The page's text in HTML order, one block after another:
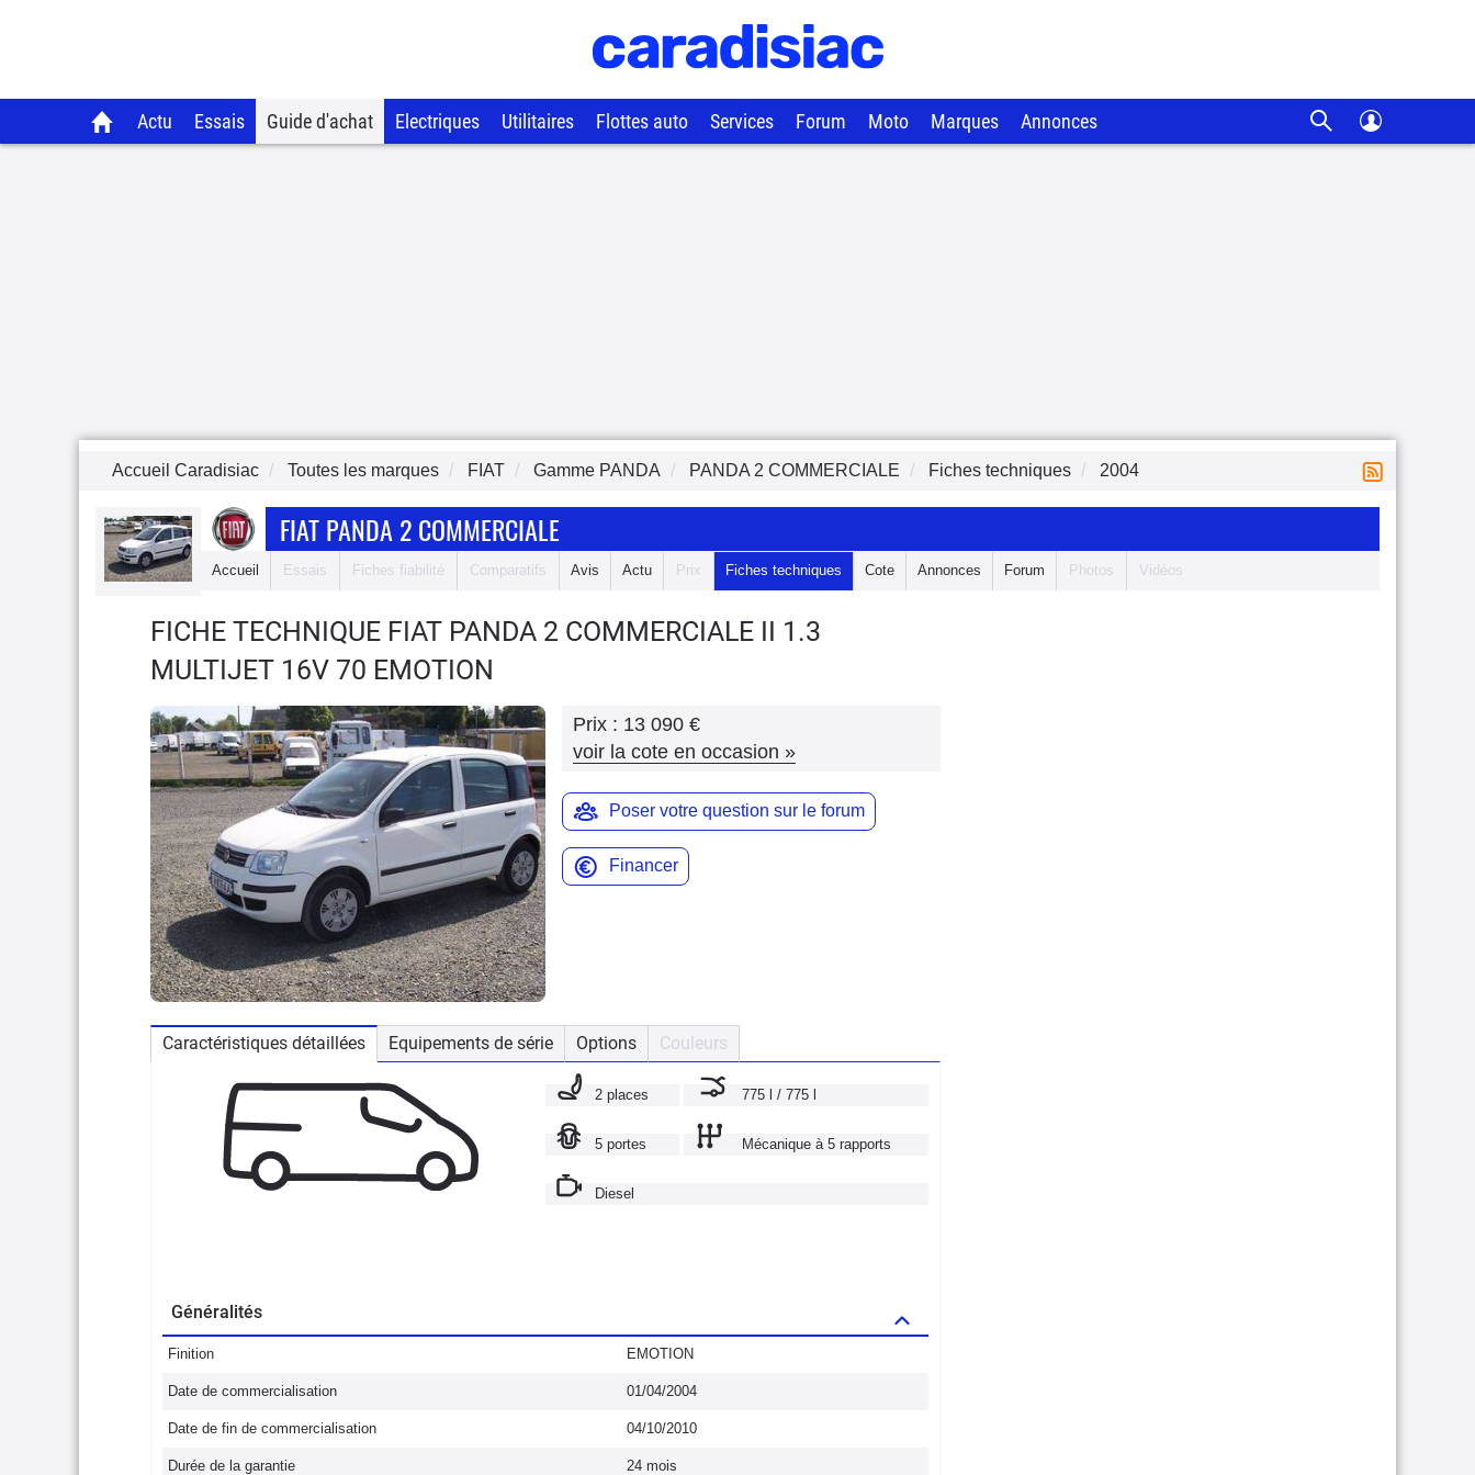
Actu Essais Guide d'achat Electriques Utilitaires Flottes auto Services Forum Moto Marques Annonces
Accueil Caradisiac Toutes les marques FIAT Gamme PANDA PANDA 2 COMMERCIALE Fiches techniques 2004
FIAT PANDA 2 COMMERCIALE
Accueil Essais Fiches fiabilité Comparatifs Avis Actu Prix Fiches techniques Cote Annonces Forum Photos Vidéos
FICHE TECHNIQUE FIAT PANDA 2 COMMERCIALE II 1.3
MULTIJET 16V 70 EMOTION
Prix : 13 090 €
voir la cote en occasion »
Poser votre question sur le forum
Financer
Caractéristiques détaillées Equipements de série Options Couleurs
2 places 775 l / 775 l
5 portes Mécanique à 5 rapports
Diesel
Généralités
Finition EMOTION
Date de commercialisation 01/04/2004
Date de fin de commercialisation 04/10/2010
Durée de la garantie 24 mois